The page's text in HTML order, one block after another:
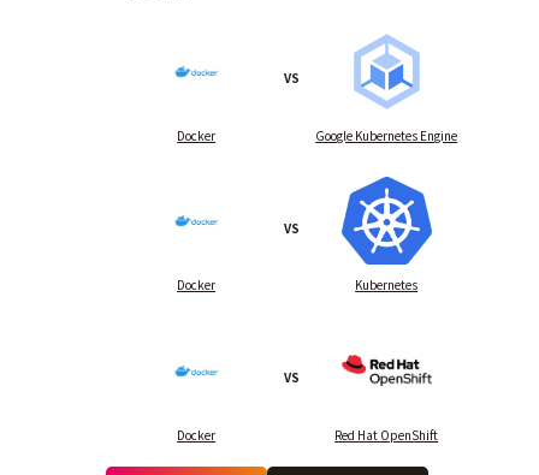
Docker
VS
Google Kubernetes Engine
Docker
VS
Kubernetes
Docker
VS
Red Hat OpenShift